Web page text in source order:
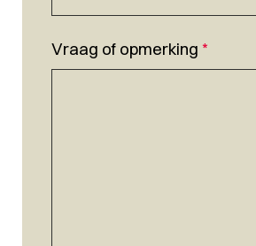
Vraag of opmerking *